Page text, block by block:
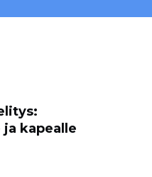
kapealle